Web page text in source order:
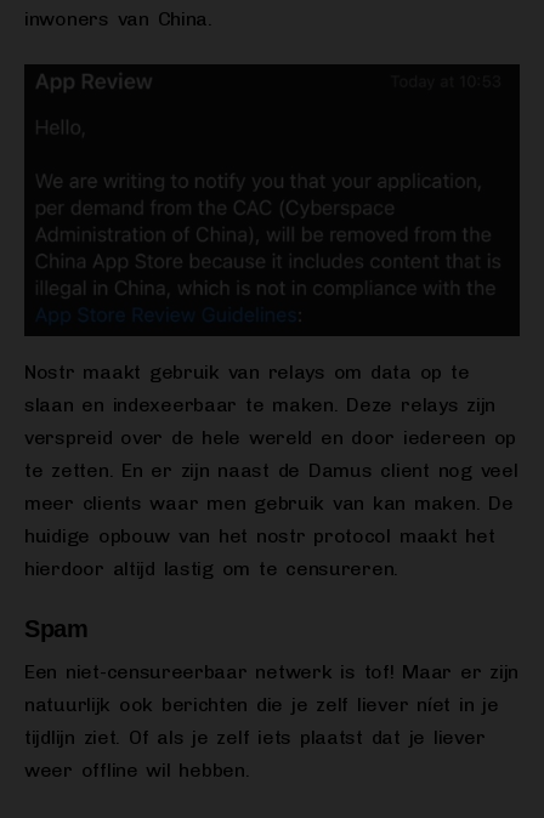
inwoners van China.
Nostr maakt gebruik van relays om data op te
slaan en indexeerbaar te maken. Deze relays zijn
verspreid over de hele wereld en door iedereen op
te zetten. En er zijn naast de Damus client nog veel
meer clients waar men gebruik van kan maken. De
huidige opbouw van het nostr protocol maakt het
hierdoor altijd lastig om te censureren.
Spam
Een niet-censureerbaar netwerk is tof! Maar er zijn
natuurlijk ook berichten die je zelf liever níet in je
tijdlijn ziet. Of als je zelf iets plaatst dat je liever
weer offline wil hebben.